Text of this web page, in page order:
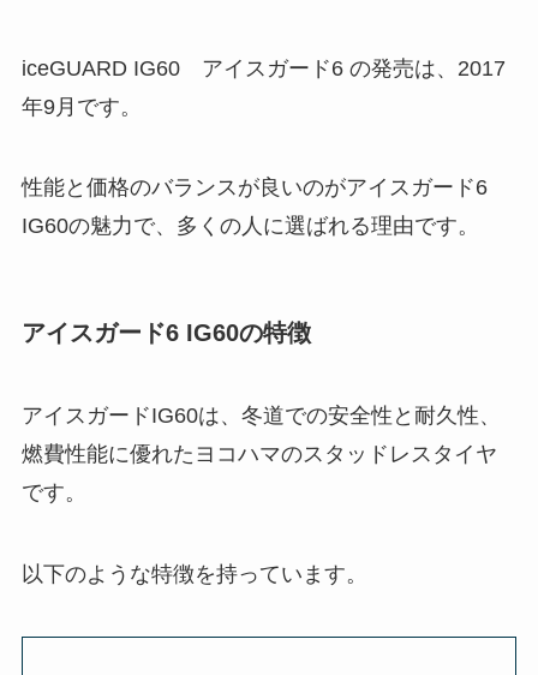
iceGUARD IG60 アイスガード6 の発売は、2017
年9月です。
性能と価格のバランスが良いのがアイスガード6
IG60の魅力で、多くの人に選ばれる理由です。
アイスガード6 IG60の特徴
アイスガードIG60は、冬道での安全性と耐久性、
燃費性能に優れたヨコハマのスタッドレスタイヤ
です。
以下のような特徴を持っています。